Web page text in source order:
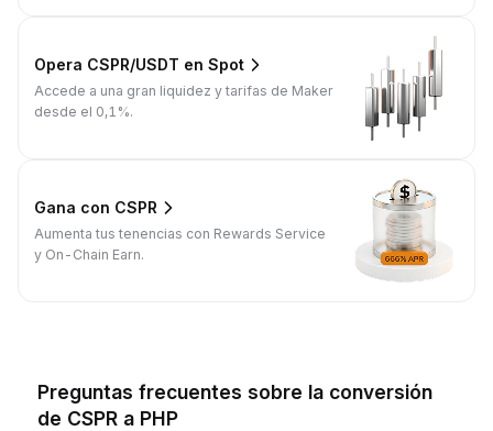
Opera CSPR/USDT en Spot
Accede a una gran liquidez y tarifas de Maker
desde el 0,1%.
Gana con CSPR
Aumenta tus tenencias con Rewards Service
y On-Chain Earn.
Preguntas frecuentes sobre la conversión
de CSPR a PHP